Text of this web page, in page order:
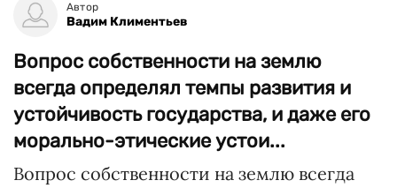
Автор
Вадим Климентьев
Вопрос собственности на землю
всегда определял темпы развития и
устойчивость государства, и даже его
морально-этические устои...
Вопрос собственности на землю всегда